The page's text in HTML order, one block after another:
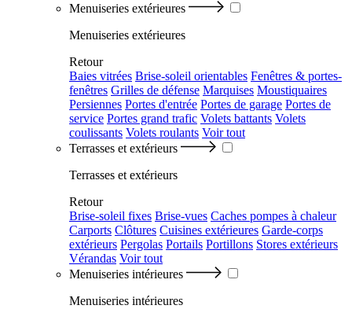
Menuiseries extérieures
Menuiseries extérieures
Retour
Baies vitrées Brise-soleil orientables Fenêtres & portes-
fenêtres Grilles de défense Marquises Moustiquaires
Persiennes Portes d'entrée Portes de garage Portes de
service Portes grand trafic Volets battants Volets
coulissants Volets roulants Voir tout
Terrasses et extérieurs
Terrasses et extérieurs
Retour
Brise-soleil fixes Brise-vues Caches pompes à chaleur
Carports Clôtures Cuisines extérieures Garde-corps
extérieurs Pergolas Portails Portillons Stores extérieurs
Vérandas Voir tout
Menuiseries intérieures
Menuiseries intérieures